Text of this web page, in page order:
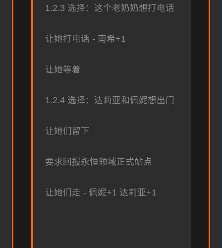
1.2.3 选择：这个老奶奶想打电话
让她打电话 - 南希+1
让她等着
1.2.4 选择：达莉亚和佩妮想出门
让她们留下
要求回报永恒领域正式站点
让她们走 - 佩妮+1 达莉亚+1